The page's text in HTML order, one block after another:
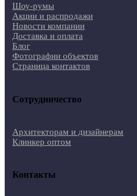
Шоу-румы
Акции и распродажи
Новости компании
Доставка и оплата
Блог
Фотографии объектов
Страница контактов
Сотрудничество
Архитекторам и дизайнерам
Клинкер оптом
Контакты